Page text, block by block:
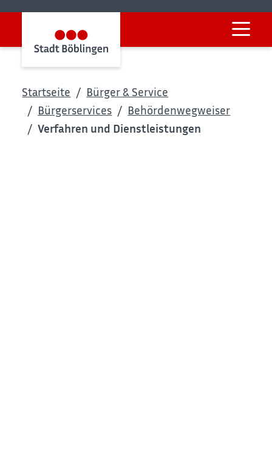
Startseite
Bürger & Service
Bürgerservices
Behördenwegweiser
Verfahren und Dienstleistungen